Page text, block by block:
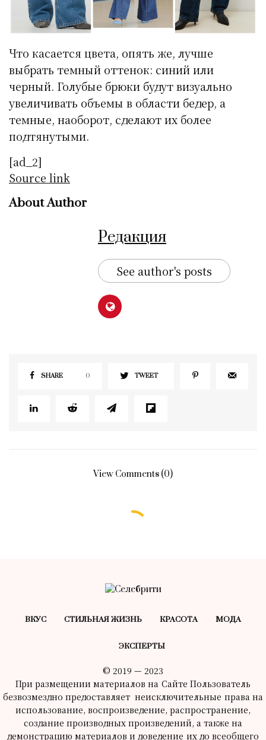
Что касается цвета, опять же, лучше
выбрать темный оттенок: синий или
черный. Голубые брюки будут визуально
увеличивать объемы в области бедер, а
темные, наоборот, сделают их более
подтянутыми.
[ad_2]
Source link
About Author
Редакция
See author's posts
SHARE 0 TWEET
View Comments (0)